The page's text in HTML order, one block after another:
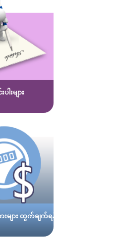
ါးများ
းများ တွက်ချက်ရန်